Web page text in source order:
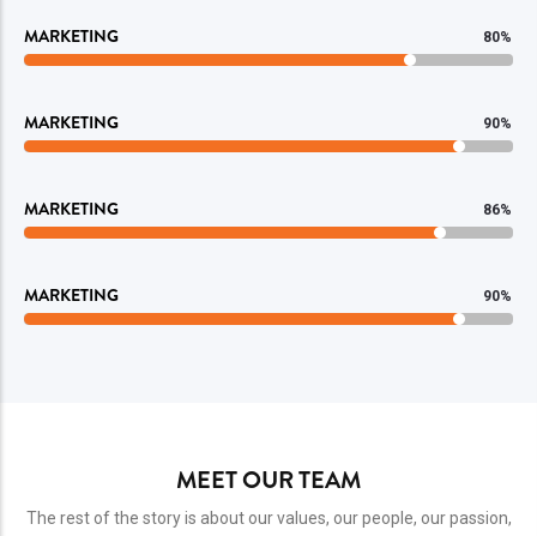
MARKETING 80%
MARKETING 90%
MARKETING 86%
MARKETING 90%
MEET OUR TEAM
The rest of the story is about our values, our people, our passion,